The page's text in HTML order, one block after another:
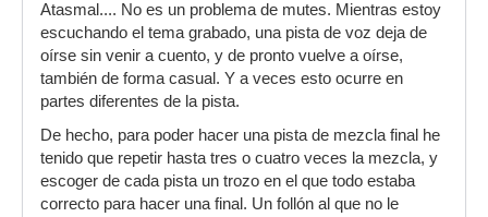
Atasmal.... No es un problema de mutes. Mientras estoy
escuchando el tema grabado, una pista de voz deja de
oírse sin venir a cuento, y de pronto vuelve a oírse,
también de forma casual. Y a veces esto ocurre en
partes diferentes de la pista.
De hecho, para poder hacer una pista de mezcla final he
tenido que repetir hasta tres o cuatro veces la mezcla, y
escoger de cada pista un trozo en el que todo estaba
correcto para hacer una final. Un follón al que no le